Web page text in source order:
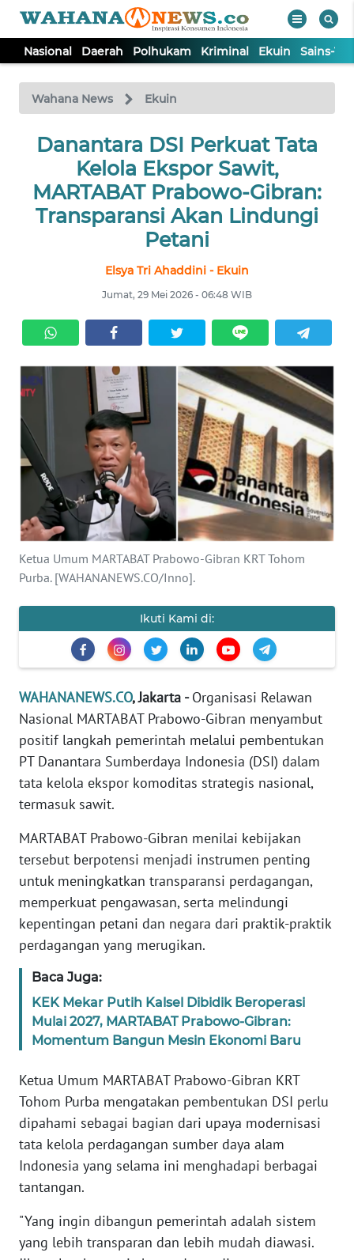
Nasional Daerah Polhukam Kriminal Ekuin Sains-
Wahana News Ekuin
Danantara DSI Perkuat Tata
Kelola Ekspor Sawit,
MARTABAT Prabowo-Gibran:
Transparansi Akan Lindungi
Petani
Elsya Tri Ahaddini - Ekuin
Jumat, 29 Mei 2026 - 06:48 WIB
Ketua Umum MARTABAT Prabowo-Gibran KRT Tohom
Purba. [WAHANANEWS.CO/Inno].
Ikuti Kami di:
WAHANANEWS.CO, Jakarta -Organisasi Relawan
Nasional MARTABAT Prabowo-Gibran menyambut
positif langkah pemerintah melalui pembentukan
PT Danantara Sumberdaya Indonesia (DSI) dalam
tata kelola ekspor komoditas strategis nasional,
termasuk sawit.
MARTABAT Prabowo-Gibran menilai kebijakan
tersebut berpotensi menjadi instrumen penting
untuk meningkatkan transparansi perdagangan,
memperkuat pengawasan, serta melindungi
kepentingan petani dan negara dari praktik-praktik
perdagangan yang merugikan.
Baca Juga:
KEK Mekar Putih Kalsel Dibidik Beroperasi
Mulai 2027, MARTABAT Prabowo-Gibran:
Momentum Bangun Mesin Ekonomi Baru
Ketua Umum MARTABAT Prabowo-Gibran KRT
Tohom Purba mengatakan pembentukan DSI perlu
dipahami sebagai bagian dari upaya modernisasi
tata kelola perdagangan sumber daya alam
Indonesia yang selama ini menghadapi berbagai
tantangan.
"Yang ingin dibangun pemerintah adalah sistem
yang lebih transparan dan lebih mudah diawasi.
TV
Tutup
NASIONAL
DAERAH
EKUIN
SAINS-TEKNO
INTERNASIONAL
SERBA-SERBI
PENDIDIKAN
OLAHRAGA
OPINI
EDITORIAL
Informasi
INDEKS
BERITA
KONTAK
INFO
IKLAN
TENTANG
KAMI
PEDOMAN
MEDIA
SIBER
KARIR
DISCLAIMER
Wahana
Regional
WN